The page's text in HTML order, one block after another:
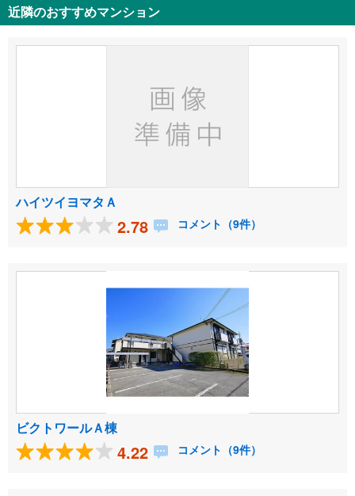
近隣のおすすめマンション
ハイツイヨマタＡ
2.78 コメント（9件）
ビクトワールＡ棟
4.22 コメント（9件）